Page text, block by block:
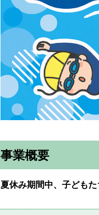
事業概要
夏休み期間中、子ども